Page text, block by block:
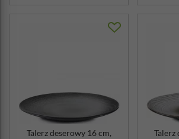
Talerz deserowy 16 cm,
Talerz